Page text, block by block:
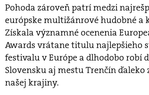
Pohoda zároveň patrí medzi
európske multižánrové hudobné a
Získala významné ocenenia
Awards vrátane titulu najlepšieho
festivalu v Európe a dlhodobo robí
Slovensku aj mestu Trenčín
našej krajiny.